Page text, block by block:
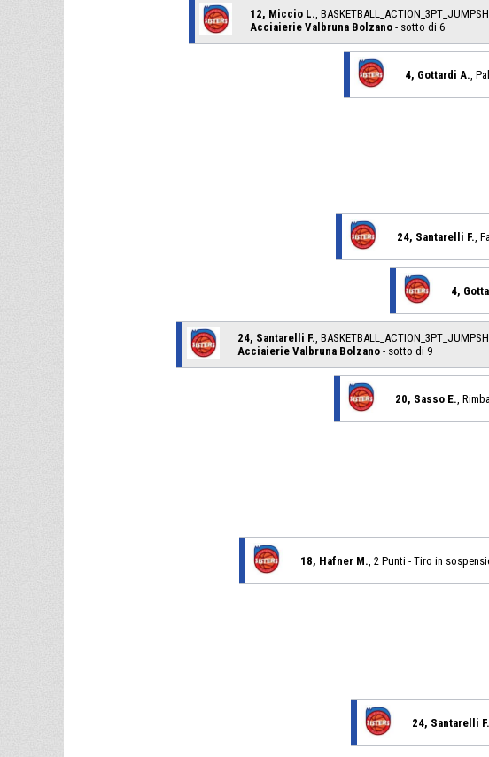
12, Miccio L. ,
Acciaierie Valbruna Bolzano - sotto di 6
4, Gottardi A. ,
24, Santarelli F. ,
4,
24, Santarelli F. ,
Acciaierie Valbruna Bolzano - sotto di 9
20, Sasso E. ,
18, Hafner M. , 2 Punti - Tiro in
24, Santarelli F.